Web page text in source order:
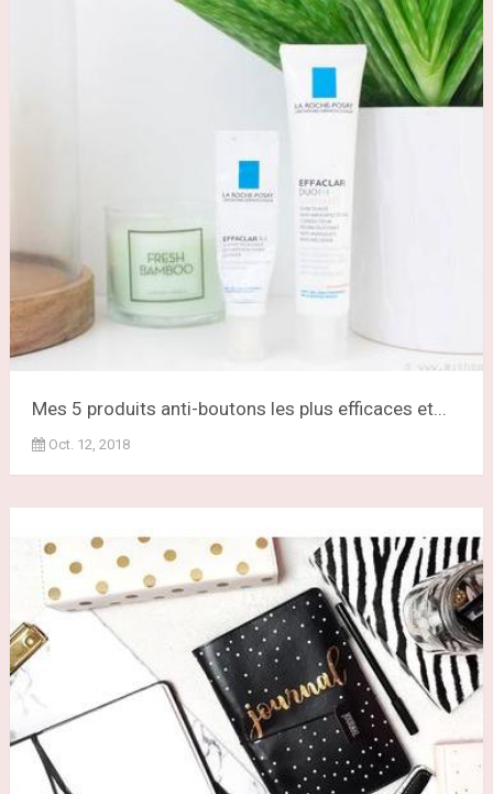
Mes 5 produits anti-boutons les plus efficaces et...
Oct. 12, 2018